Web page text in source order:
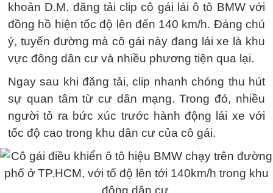
khoản D.M. đăng tải clip cô gái lái ô tô BMW với
đồng hồ hiện tốc độ lên đến 140 km/h. Đáng chú
ý, tuyến đường mà cô gái này đang lái xe là khu
vực đông dân cư và nhiều phương tiện qua lại.
Ngay sau khi đăng tải, clip nhanh chóng thu hút
sự quan tâm từ cư dân mạng. Trong đó, nhiều
người tỏ ra bức xúc trước hành động lái xe với
tốc độ cao trong khu dân cư của cô gái.